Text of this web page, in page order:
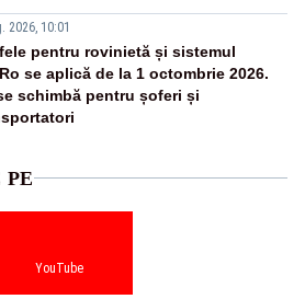
2026, 10:01
pentru rovinietă și sistemul
se aplică de la 1 octombrie 2026.
schimbă pentru șoferi și
PE
YouTube